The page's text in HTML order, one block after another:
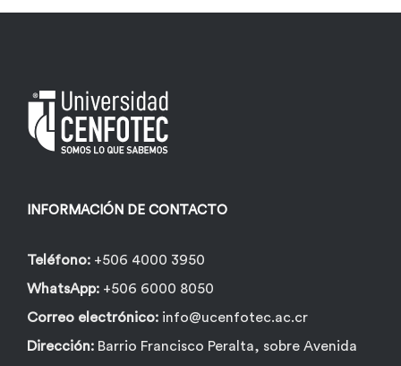
INFORMACIÓN DE CONTACTO
Teléfono: +506 4000 3950
WhatsApp: +506 6000 8050
Correo electrónico: info@ucenfotec.ac.cr
Dirección: Barrio Francisco Peralta, sobre Avenida